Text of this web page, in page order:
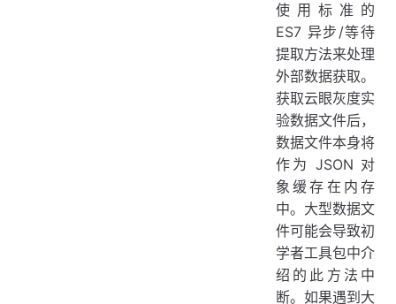
使用标准的
ES7 异步/等待
提取方法来处理
外部数据获取。
获取云眼灰度实
验数据文件后，
数据文件本身将
作为 JSON 对
象缓存在内存
中。大型数据文
件可能会导致初
学者工具包中介
绍的此方法中
断。如果遇到大